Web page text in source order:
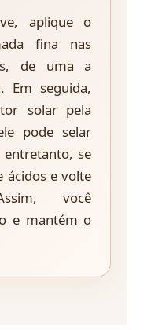
aplique o
fina nas
de uma a
Em seguida,
solar pela
pode selar
entretanto, se
ácidos e volte
você
e mantém o